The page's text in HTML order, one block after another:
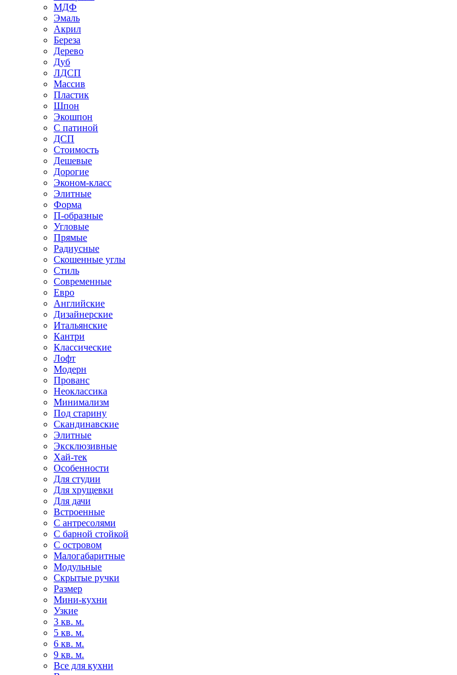
МДФ
Эмаль
Акрил
Береза
Дерево
Дуб
ЛДСП
Массив
Пластик
Шпон
Экошпон
С патиной
ДСП
Стоимость
Дешевые
Дорогие
Эконом-класс
Элитные
Форма
П-образные
Угловые
Прямые
Радиусные
Скошенные углы
Стиль
Современные
Евро
Английские
Дизайнерские
Итальянские
Кантри
Классические
Лофт
Модерн
Прованс
Неоклассика
Минимализм
Под старину
Скандинавские
Элитные
Эксклюзивные
Хай-тек
Особенности
Для студии
Для хрущевки
Для дачи
Встроенные
С антресолями
С барной стойкой
С островом
Малогабаритные
Модульные
Скрытые ручки
Размер
Мини-кухни
Узкие
3 кв. м.
5 кв. м.
6 кв. м.
9 кв. м.
Все для кухни